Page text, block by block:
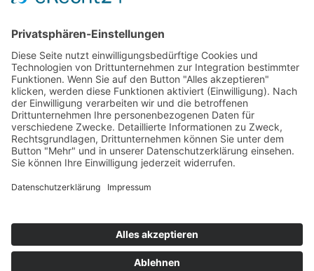
66793
Saarwellingen
Saarland/Deutschland
Tel.: 0170 479 88 70
Mail: info@frauliebe.com
© Frau Liebe
Webdesign byCLEMENS